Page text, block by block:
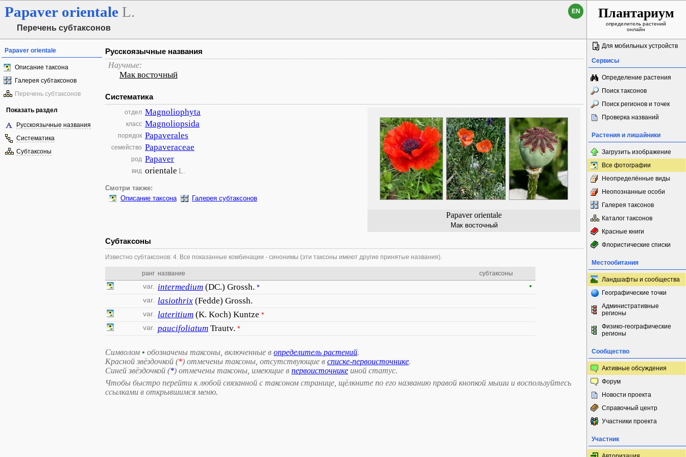
Papaver orientale L.
Перечень субтаксонов
EN Плантариум
определитель растений
онлайн
Papaver orientale
Описание таксона
Галерея субтаксонов
Перечень субтаксонов
Показать раздел
Русскоязычные названия
Систематика
Субтаксоны
Русскоязычные названия
Научные:
Мак восточный
Систематика
Papaver orientale
Мак восточный
отдел Magnoliophyta
класс Magnoliopsida
порядок Papaverales
семейство Papaveraceae
род Papaver
вид orientale L.
Смотри также:
Описание таксона
Галерея субтаксонов
Субтаксоны
Известно субтаксонов: 4. Все показанные комбинации - синонимы (эти таксоны имеют другие принятые названия).
ранг название субтаксоны
var. intermedium (DC.) Grossh. *
•
var.
lasiothrix (Fedde) Grossh.
var. lateritium (K. Koch) Kuntze *
var. paucifoliatum Trautv. *
Символом • обозначены таксоны, включенные в определитель растений.
Красной звёздочкой (*) отмечены таксоны, отсутствующие в списке-первоисточнике.
Синей звёздочкой (*) отмечены таксоны, имеющие в первоисточнике иной статус.
Чтобы быстро перейти к любой связанной с таксоном странице, щёлкните по его названию правой кнопкой мыши и воспользуйтесь
ссылками в открывшимся меню.
Для мобильных устройств
Сервисы
Определение растения
Поиск таксонов
Поиск регионов и точек
Проверка названий
Растения и лишайники
Загрузить изображение
Все фотографии
Неопределённые виды
Неопознанные особи
Галерея таксонов
Каталог таксонов
Красные книги
Флористические списки
Местообитания
Ландшафты и сообщества
Географические точки
Административные
регионы
Физико-географические
регионы
Сообщество
Активные обсуждения
Форум
Новости проекта
Справочный центр
Участники проекта
Участник